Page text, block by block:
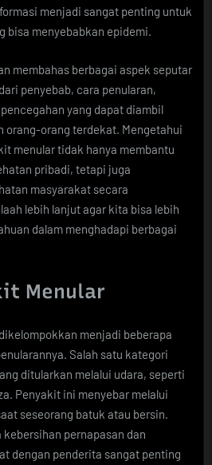
menjadi sangat penting untuk
bisa menyebabkan epidemi.
membahas berbagai aspek seputar
penyebab, cara penularan,
yang dapat diambil
orang-orang terdekat. Mengetahui
menular tidak hanya membantu
pribadi, tetapi juga
masyarakat secara
lebih lanjut agar kita bisa lebih
dalam menghadapi berbagai
Menular
menjadi beberapa
Salah satu kategori
ditularkan melalui udara, seperti
Penyakit ini menyebar melalui
seseorang batuk atau bersin.
pernapasan dan
dengan penderita sangat penting